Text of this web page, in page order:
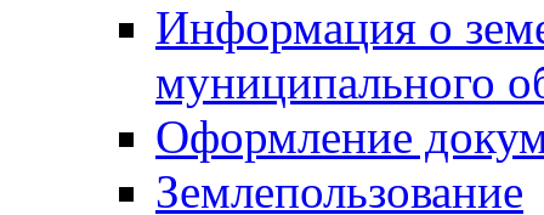
Информация о
муниципального
Оформление
Землепользование